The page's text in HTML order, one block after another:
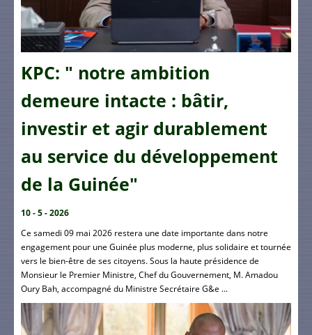
KPC: " notre ambition
demeure intacte : bâtir,
investir et agir durablement
au service du développement
de la Guinée"
10 - 5 - 2026
Ce samedi 09 mai 2026 restera une date importante dans notre
engagement pour une Guinée plus moderne, plus solidaire et tournée
vers le bien-être de ses citoyens. Sous la haute présidence de
Monsieur le Premier Ministre, Chef du Gouvernement, M. Amadou
Oury Bah, accompagné du Ministre Secrétaire G&e ...